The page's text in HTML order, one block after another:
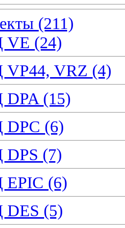
(211)
(24)
VRZ (4)
(15)
(6)
(7)
(6)
(5)